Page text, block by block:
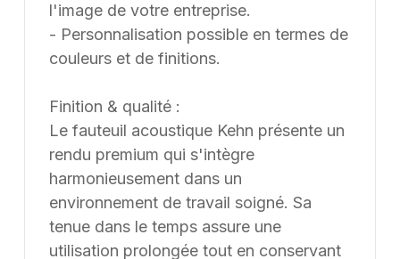
l'image de votre entreprise.
- Personnalisation possible en termes de
couleurs et de finitions.
Finition & qualité :
Le fauteuil acoustique Kehn présente un
rendu premium qui s'intègre
harmonieusement dans un
environnement de travail soigné. Sa
tenue dans le temps assure une
utilisation prolongée tout en conservant